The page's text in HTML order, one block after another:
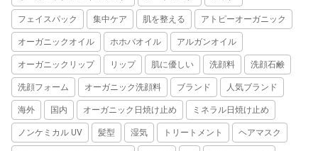
フェイスパック 集中ケア 肌を整える アトピーオーガニック
オーガニックオイル ホホバオイル アルガンオイル
オーガニックリップ リップ 肌に優しい 洗顔料 洗顔石鹸
洗顔フォーム オーガニック洗顔料 ブランド 人気ブランド
海外 国内 オーガニック日焼け止め ミネラル日焼け止め
ノンケミカル UV 髪型 湿気 トリートメント ヘアマスク